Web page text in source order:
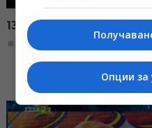
13 години "Ново 10 + 2"
22:00, 23.11.2025
Опции за